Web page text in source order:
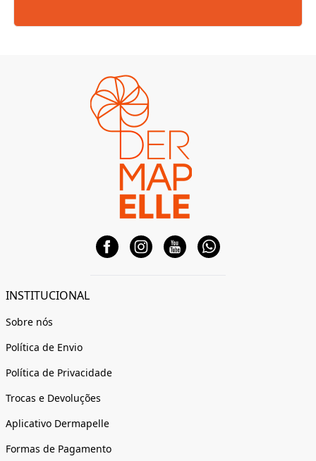
INSTITUCIONAL
Sobre nós
Política de Envio
Política de Privacidade
Trocas e Devoluções
Aplicativo Dermapelle
Formas de Pagamento